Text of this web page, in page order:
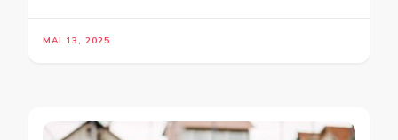
MAI 13, 2025